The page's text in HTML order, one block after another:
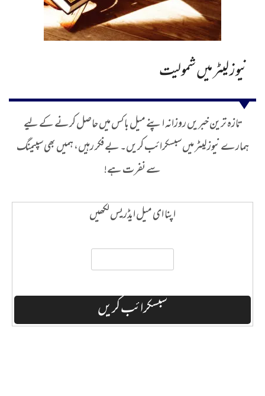
نیوز لیٹر میں شمولیت
تازہ ترین خبریں روزانہ اپنے میل باکس میں حاصل کرنے کے لیے
ہمارے نیوز لیٹر میں سبسکرائب کریں۔ بے فکر رہیں، ہمیں بھی سپیمنگ
سے نفرت ہے!
اپنا ای میل ایڈریس لکھیں